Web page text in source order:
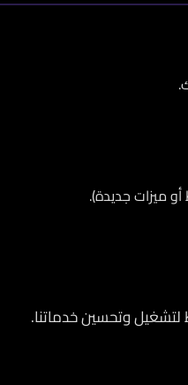
ميزات جديدة).
لتشغيل وتحسين خدماتنا.